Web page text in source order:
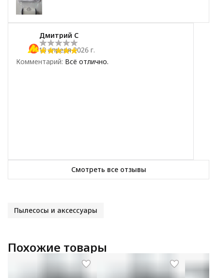
2 звезды
1 звезда
Дмитрий С
18 апреля 2026 г.
Комментарий: Всё отлично.
Смотреть все отзывы
Пылесосы и аксессуары
Похожие товары